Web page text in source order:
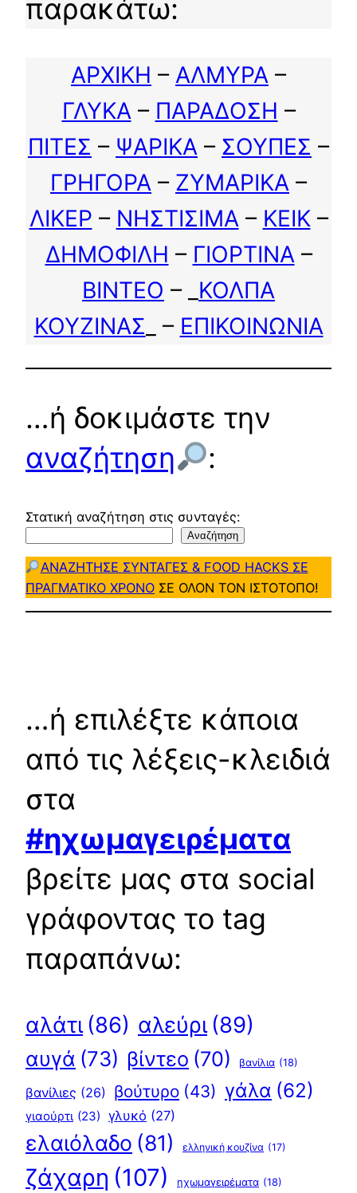
παρακάτω:
ΑΡΧΙΚΗ – ΑΛΜΥΡΑ –
ΓΛΥΚΑ– ΠΑΡΑΔΟΣΗ –
ΠΙΤΕΣ – ΨΑΡΙΚΑ – ΣΟΥΠΕΣ –
ΓΡΗΓΟΡΑ – ΖΥΜΑΡΙΚΑ –
ΛΙΚΕΡ – ΝΗΣΤΙΣΙΜΑ– ΚΕΙΚ–
ΔΗΜΟΦΙΛΗ – ΓΙΟΡΤΙΝΑ–
ΒΙΝΤΕΟ – _ ΚΟΛΠΑ
ΚΟΥΖΙΝΑΣ _ – ΕΠΙΚΟΙΝΩΝΙΑ
…ή δοκιμάστε την
αναζήτηση
:
Στατική αναζήτηση στις συνταγές:
Αναζήτηση
ΑΝΑΖΗΤΗΣΕ ΣΥΝΤΑΓΕΣ & FOOD HACKS ΣΕ
ΠΡΑΓΜΑΤΙΚΟ ΧΡΟΝΟ ΣΕ ΟΛΟΝ ΤΟΝ ΙΣΤΟΤΟΠΟ!
…ή επιλέξτε κάποια
από τις λέξεις-κλειδιά
στα
#ηχωμαγειρέματα
βρείτε μας στα social
γράφοντας το tag
παραπάνω:
αλάτι (86) αλεύρι (89)
αυγά (73) βίντεο (70) βανίλια (18)
βανίλιες (26) βούτυρο (43) γάλα (62)
γιαούρτι (23) γλυκό (27)
ελαιόλαδο (81) ελληνική κουζίνα (17)
ζάχαρη (107) ηχωμαγειρέματα (18)